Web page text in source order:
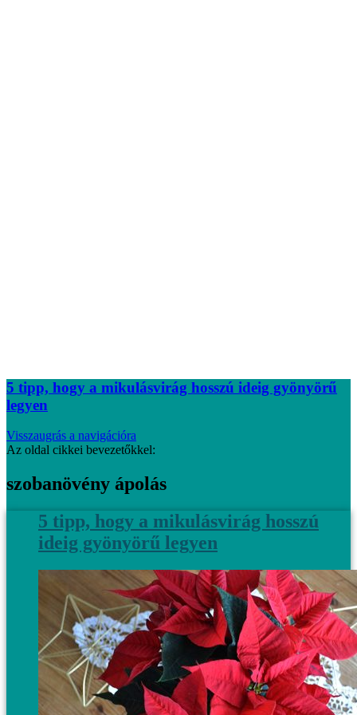
5 tipp, hogy a mikulásvirág hosszú ideig gyönyörű
legyen
Visszaugrás a navigációra
Az oldal cikkei bevezetőkkel:
szobanövény ápolás
5 tipp, hogy a mikulásvirág hosszú
ideig gyönyörű legyen